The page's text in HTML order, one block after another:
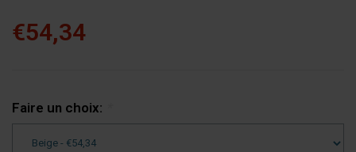
€54,34
Faire un choix: